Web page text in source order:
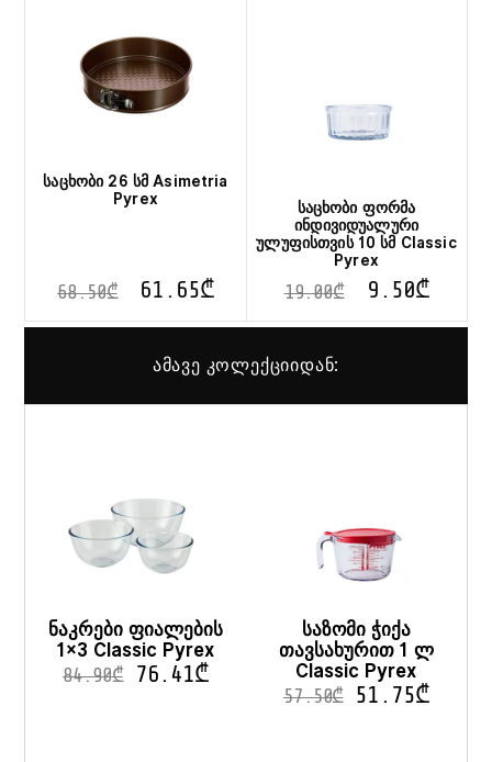
საცხობი 26 სმ Asimetria
Pyrex
68.50₾ 61.65₾
საცხობი ფორმა
ინდივიდუალური
ულუფისთვის 10 სმ Classic
Pyrex
19.00₾ 9.50₾
ამავე კოლექციიდან:
ნაკრები ფიალების
1×3 Classic Pyrex
84.90₾ 76.41₾
საზომი ჭიქა
თავსახურით 1 ლ
Classic Pyrex
57.50₾ 51.75₾